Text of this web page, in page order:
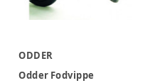
ODDER
Odder Fodvippe